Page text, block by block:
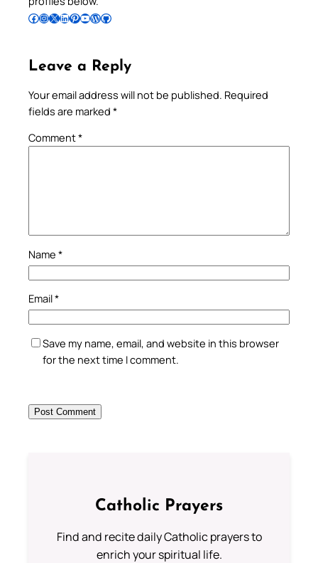
Follow Pradeep on Facebook Follow Pradeep on InstagramFollow Pradeep on X Follow Pradeep on LinkedIn Follow Pradeep on Pinterest Subscribe to Pradeep’s Youtube Channel Follow Pradeep on WordPress Follow Pradeep on GitHub
Leave a Reply
Your email address will not be published. Required
fields are marked *
Comment*
Name *
Email*
Save my name, email, and website in this browser
for the next time I comment.
Catholic Prayers
Find and recite daily Catholic prayers to
enrich your spiritual life.